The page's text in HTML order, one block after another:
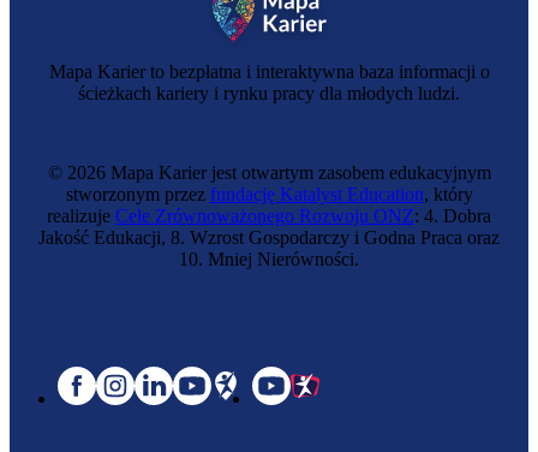
Mapa Karier to bezpłatna i interaktywna baza informacji o
ścieżkach kariery i rynku pracy dla młodych ludzi.
© 2026 Mapa Karier jest otwartym zasobem edukacyjnym
stworzonym przez fundację Katalyst Education, który
realizuje Cele Zrównoważonego Rozwoju ONZ: 4. Dobra
Jakość Edukacji, 8. Wzrost Gospodarczy i Godna Praca oraz
10. Mniej Nierówności.